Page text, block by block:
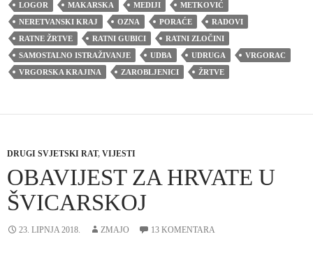
LOGOR
MAKARSKA MEDIJI
METKOVIĆ
NERETVANSKI KRAJ
OZNA PORAĆE
RADOVI
RATNE ŽRTVE
RATNI GUBICI
RATNI ZLOČINI
SAMOSTALNO ISTRAŽIVANJE
UDBA UDRUGA
VRGORAC
VRGORSKA KRAJINA
ZAROBLJENICI ŽRTVE
DRUGI SVJETSKI RAT, VIJESTI
OBAVIJEST ZA HRVATE U
ŠVICARSKOJ
23. LIPNJA 2018. ZMAJO 13 KOMENTARA